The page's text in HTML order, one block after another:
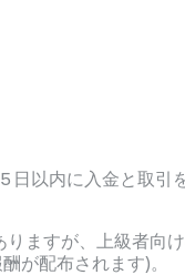
以内に入金と取引
ますが、上級者向
が配布されます)。